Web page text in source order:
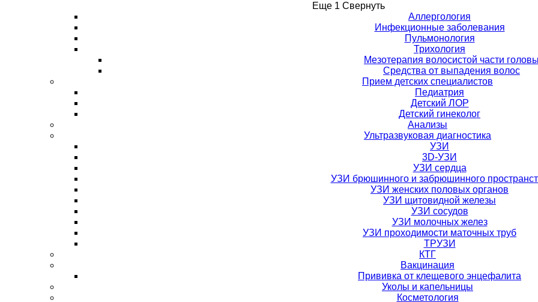
Еще 1 Свернуть
Аллергология
Инфекционные заболевания
Пульмонология
Трихология
Мезотерапия волосистой части головы
Средства от выпадения волос
Прием детских специалистов
Педиатрия
Детский ЛОР
Детский гинеколог
Анализы
Ультразвуковая диагностика
УЗИ
3D-УЗИ
УЗИ сердца
УЗИ брюшинного и забрюшинного
УЗИ женских половых органов
УЗИ щитовидной железы
УЗИ сосудов
УЗИ молочных желез
УЗИ проходимости маточных труб
ТРУЗИ
КТГ
Вакцинация
Прививка от клещевого энцефалита
Уколы и капельницы
Косметология